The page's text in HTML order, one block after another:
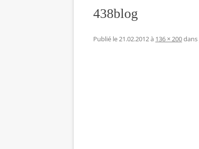
438blog
Publié le21.02.2012à 136 × 200dans